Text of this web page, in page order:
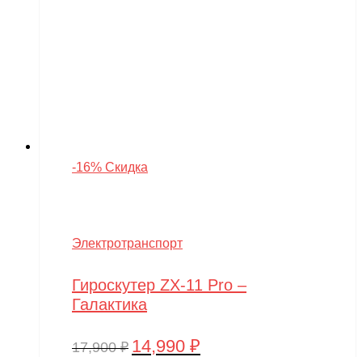
-16% Скидка
Электротранспорт
Гироскутер ZX-11 Pro –
Галактика
17,900₽ Первоначальная
14,990 ₽